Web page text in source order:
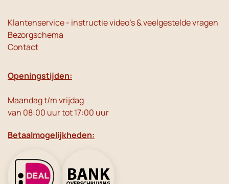
Klantenservice - instructie video's & veelgestelde vragen
Bezorgschema
Contact
Openingstijden:
Maandag t/m vrijdag
van 08:00 uur tot 17:00 uur
Betaalmogelijkheden: